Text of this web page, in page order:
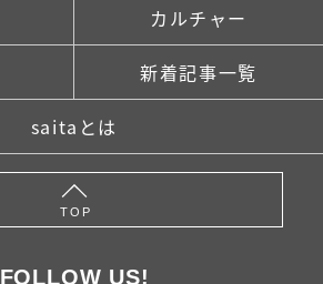
カルチャー
新着記事一覧
saitaとは
TOP
FOLLOW US!